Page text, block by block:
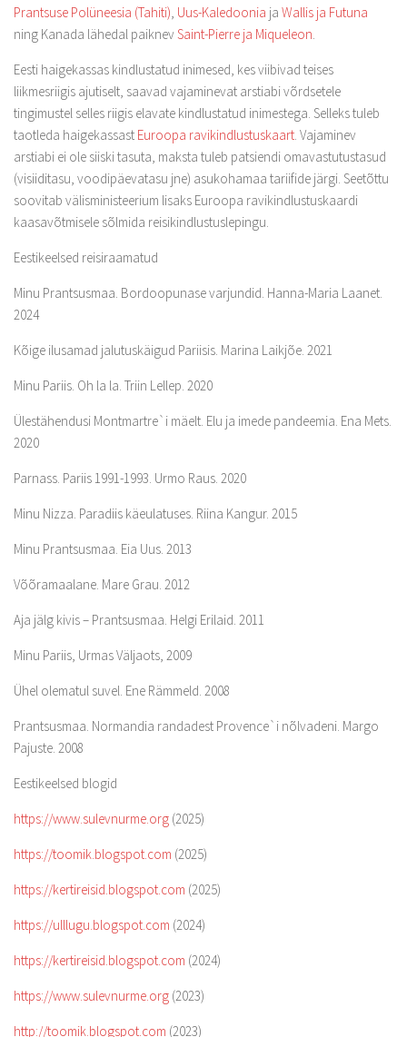
Prantsuse Polüneesia (Tahiti), Uus-Kaledoonia ja Wallis ja Futuna
ning Kanada lähedal paiknevSaint-Pierre ja Miqueleon.
Eesti haigekassas kindlustatud inimesed, kes viibivad teises
liikmesriigis ajutiselt, saavad vajaminevat arstiabi võrdsetele
tingimustel selles riigis elavate kindlustatud inimestega. Selleks tuleb
taotleda haigekassast Euroopa ravikindlustuskaart. Vajaminev
arstiabi ei ole siiski tasuta, maksta tuleb patsiendi omavastutustasud
(visiiditasu, voodipäevatasu jne) asukohamaa tariifide järgi. Seetõttu
soovitab välisministeerium lisaks Euroopa ravikindlustuskaardi
kaasavõtmisele sõlmida reisikindlustuslepingu.
Eestikeelsed reisiraamatud
Minu Prantsusmaa. Bordoopunase varjundid. Hanna-Maria Laanet.
2024
Kõige ilusamad jalutuskäigud Pariisis. Marina Laikjõe. 2021
Minu Pariis. Oh la la. Triin Lellep. 2020
Ülestähendusi Montmartre`i mäelt. Elu ja imede pandeemia. Ena Mets.
2020
Parnass. Pariis 1991-1993. Urmo Raus. 2020
Minu Nizza. Paradiis käeulatuses. Riina Kangur. 2015
Minu Prantsusmaa. Eia Uus. 2013
Võõramaalane. Mare Grau. 2012
Aja jälg kivis – Prantsusmaa. Helgi Erilaid. 2011
Minu Pariis, Urmas Väljaots, 2009
Ühel olematul suvel. Ene Rämmeld. 2008
Prantsusmaa. Normandia randadest Provence`i nõlvadeni. Margo
Pajuste. 2008
Eestikeelsed blogid
https://www.sulevnurme.org (2025)
https://toomik.blogspot.com (2025)
https://kertireisid.blogspot.com (2025)
https://ulllugu.blogspot.com (2024)
https://kertireisid.blogspot.com (2024)
https://www.sulevnurme.org (2023)
http://toomik.blogspot.com (2023)